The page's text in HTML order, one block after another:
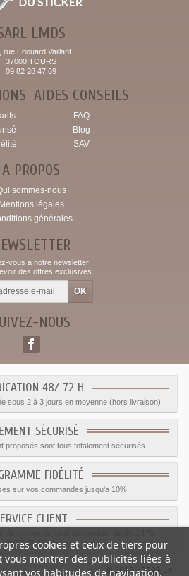
LMDS
rue Edouard Vaillant
37000 TOURS
09 82 28 47 69
AIDES CONSEILS
FAQ
Blog
SAV
A PROPOS
sommes-nous
Mentions légales
générales
vous à notre newsletter
des offres exclusives
NOUS
48/ 72 H
sous 2 à 3 jours en moyenne (hors livraison)
SÉCURISÉ
proposés sont tous totalement sécurisés
FIDÉLITÉ
sur vos commandes jusqu'a 10%
CLIENT
09.82.28.47.69.
© 2012 - 2026 Le
cookies et ceux de tiers pour
vous montrer des publicités liées à
vos habitudes de navigation.